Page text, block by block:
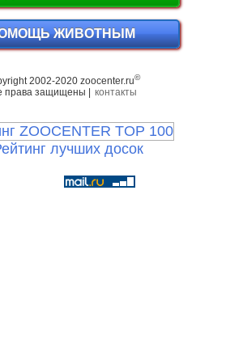
ЖИВОТНЫМ
2002-2020 zoocenter.ru©
права защищены | контакты